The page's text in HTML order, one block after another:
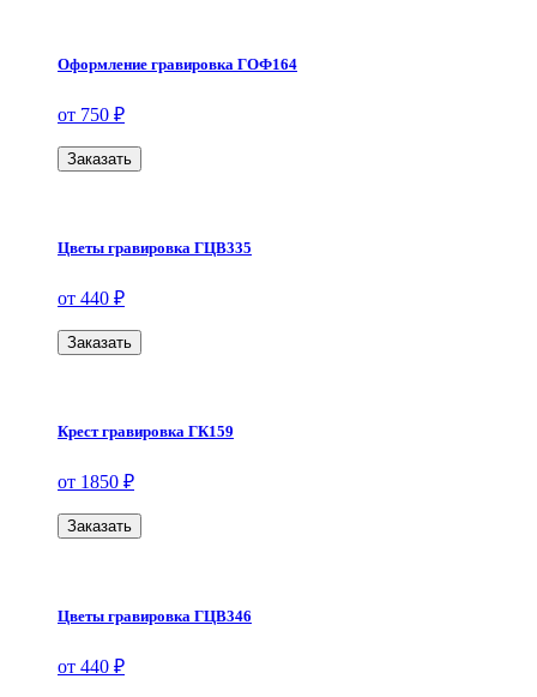
Оформление гравировка ГОФ164
от 750 ₽
Заказать
Цветы гравировка ГЦВ335
от 440 ₽
Заказать
Крест гравировка ГК159
от 1850 ₽
Заказать
Цветы гравировка ГЦВ346
от 440 ₽